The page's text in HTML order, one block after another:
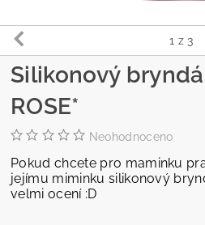
1 z 3
Silikonový
ROSE*
Neohodnoceno
Pokud chcete pro maminku
jejímu miminku silikonový
velmi ocení :D